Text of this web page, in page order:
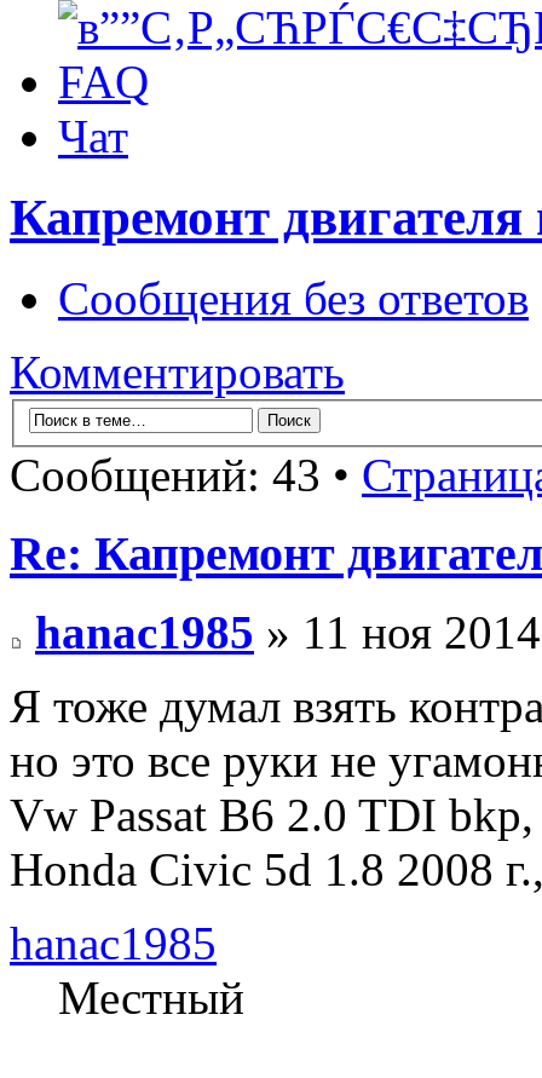
FAQ
Чат
Капремонт двигателя
Сообщения без ответов
Комментировать
Сообщений: 43 •
Re: Капремонт
hanac1985 » 11 ноя
Я тоже думал взять
но это все руки не
Vw Passat B6 2.0 TDI
Honda Civic 5d 1.8 2008
hanac1985
Местный